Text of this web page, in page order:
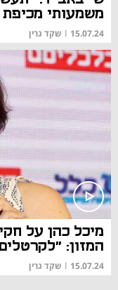
משמעותי
15.07.24
| שקד גרין
מיכל כהן על
המזון:
15.07.24
| שקד גרין